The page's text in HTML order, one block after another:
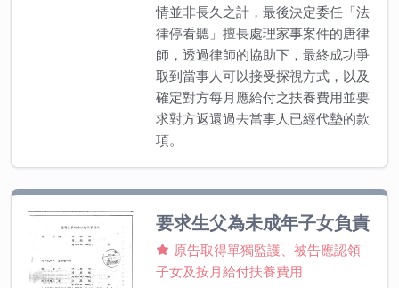
情並非長久之計，最後決定委任「法
律停看聽」擅長處理家事案件的唐律
師，透過律師的協助下，最終成功爭
取到當事人可以接受探視方式，以及
確定對方每月應給付之扶養費用並要
求對方返還過去當事人已經代墊的款
項。
要求生父為未成年子女負責
原告取得單獨監護、被告應認領
子女及按月給付扶養費用